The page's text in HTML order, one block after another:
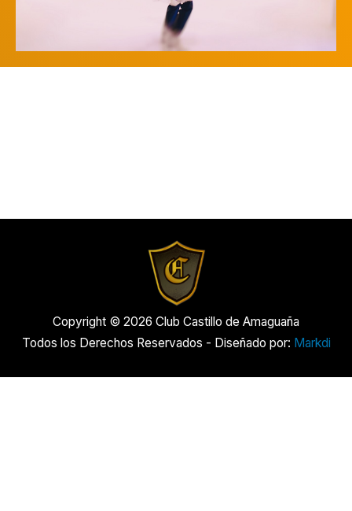
Copyright © 2026 Club Castillo de Amaguaña
Todos los Derechos Reservados - Diseñado por: Markdi